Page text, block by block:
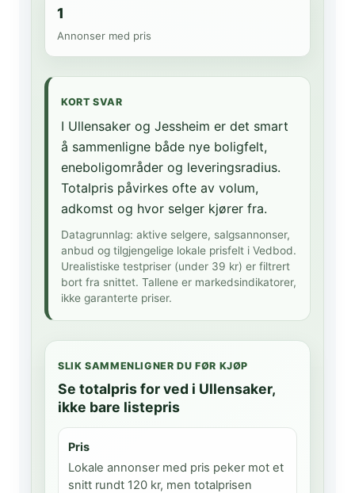
1
Annonser med pris
KORT SVAR
I Ullensaker og Jessheim er det smart
å sammenligne både nye boligfelt,
eneboligområder og leveringsradius.
Totalpris påvirkes ofte av volum,
adkomst og hvor selger kjører fra.
Datagrunnlag: aktive selgere, salgsannonser,
anbud og tilgjengelige lokale prisfelt i Vedbod.
Urealistiske testpriser (under 39 kr) er filtrert
bort fra snittet. Tallene er markedsindikatorer,
ikke garanterte priser.
SLIK SAMMENLIGNER DU FØR KJØP
Se totalpris for ved i Ullensaker,
ikke bare listepris
Pris
Lokale annonser med pris peker mot et
snitt rundt 120 kr, men totalprisen